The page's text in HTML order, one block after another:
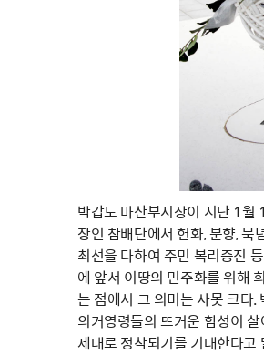
박갑도 마산부시장이 지난 1
장인 참배단에서 헌화, 분향,
최선을 다하여 주민 복리증진
에 앞서 이땅의 민주화를 위해
는 점에서 그 의미는 사못 크다
의거영령들의 뜨거운 함성이
제대로 정착되기를 기대한다고